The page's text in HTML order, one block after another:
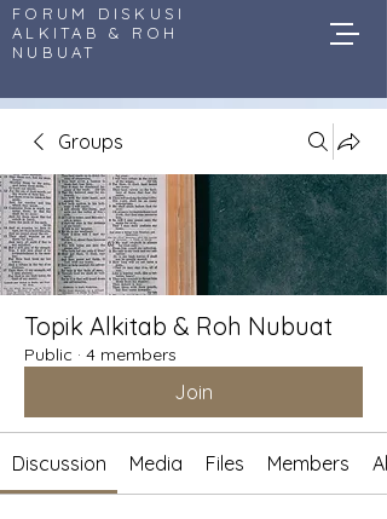
FORUM DISKUSI
ALKITAB & ROH
NUBUAT
Groups
Topik Alkitab & Roh Nubuat
Public · 4 members
Join
Discussion Media Files Members